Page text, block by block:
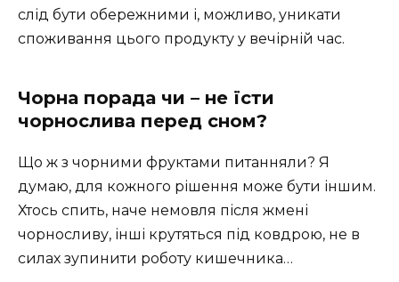
слід бути обережними і, можливо, уникати
споживання цього продукту у вечірній час.
Чорна порада чи – не їсти
чорнослива перед сном?
Що ж з чорними фруктами питанняли? Я
думаю, для кожного рішення може бути іншим.
Хтось спить, наче немовля після жмені
чорносливу, інші крутяться під ковдрою, не в
силах зупинити роботу кишечника…